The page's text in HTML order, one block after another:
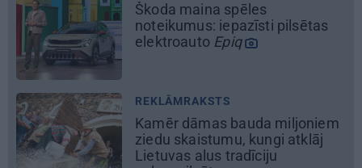
Pieaugušo dzimšanas diena
Rīgā, idejas atmiņā paliekošām
svinībām
REKLĀMRAKSTS
Kāpēc tieši tagad ir labākais
laiks doties uz Pakrojas muižas
Ziedu festivālu?